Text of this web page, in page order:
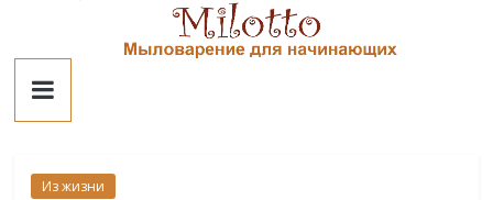
contentМилотто
Из жизни